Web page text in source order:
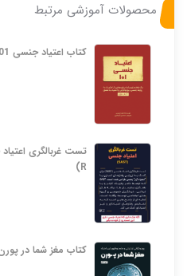
محصولات آموزشی مرتبط
کتاب اعتیاد جنسی 101 ( به همراه کتاب کار)
R)
کتاب مغز شما در